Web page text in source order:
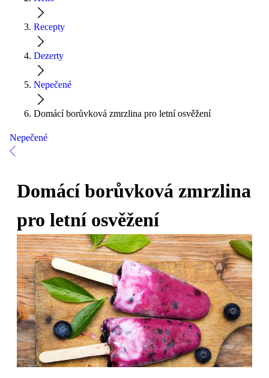
Recepty
Dezerty
Nepečené
Domácí borůvková zmrzlina pro letní osvěžení
Nepečené
Domácí borůvková zmrzlina
pro letní osvěžení